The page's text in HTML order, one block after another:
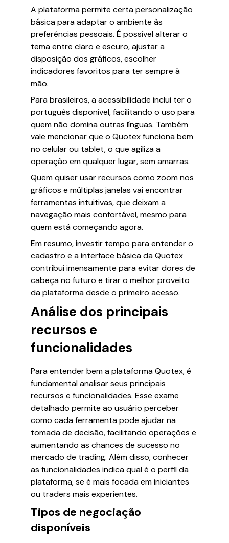
A plataforma permite certa personalização
básica para adaptar o ambiente às
preferências pessoais. É possível alterar o
tema entre claro e escuro, ajustar a
disposição dos gráficos, escolher
indicadores favoritos para ter sempre à
mão.
Para brasileiros, a acessibilidade inclui ter o
português disponível, facilitando o uso para
quem não domina outras línguas. Também
vale mencionar que o Quotex funciona bem
no celular ou tablet, o que agiliza a
operação em qualquer lugar, sem amarras.
Quem quiser usar recursos como zoom nos
gráficos e múltiplas janelas vai encontrar
ferramentas intuitivas, que deixam a
navegação mais confortável, mesmo para
quem está começando agora.
Em resumo, investir tempo para entender o
cadastro e a interface básica da Quotex
contribui imensamente para evitar dores de
cabeça no futuro e tirar o melhor proveito
da plataforma desde o primeiro acesso.
Análise dos principais
recursos e
funcionalidades
Para entender bem a plataforma Quotex, é
fundamental analisar seus principais
recursos e funcionalidades. Esse exame
detalhado permite ao usuário perceber
como cada ferramenta pode ajudar na
tomada de decisão, facilitando operações e
aumentando as chances de sucesso no
mercado de trading. Além disso, conhecer
as funcionalidades indica qual é o perfil da
plataforma, se é mais focada em iniciantes
ou traders mais experientes.
Tipos de negociação
disponíveis